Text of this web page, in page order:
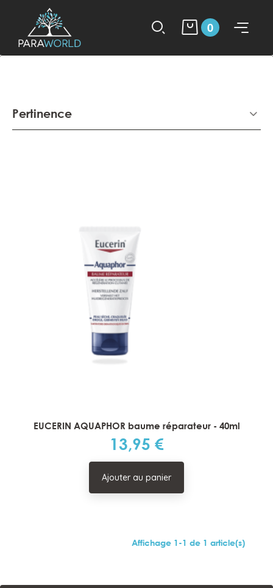
0
Pertinence
EUCERIN AQUAPHOR baume réparateur - 40ml
Prix
13,95 €
Ajouter au panier
Affichage 1-1 de 1 article(s)